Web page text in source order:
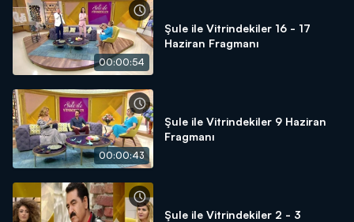
00:00:54
Şule ile Vitrindekiler 16 - 17
Haziran Fragmanı
00:00:43
Şule ile Vitrindekiler 9 Haziran
Fragmanı
Şule ile Vitrindekiler 2 - 3